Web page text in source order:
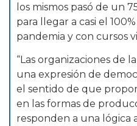
los mismos pasó de un
para llegar a casi el
pandemia y con cursos
“Las organizaciones de
una expresión de
el sentido de que
en las formas de
responden a una lógica